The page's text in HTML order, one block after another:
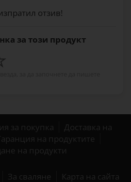
отзив!
за този продукт
за покупка
Доставка на
на продуктите
на продукти
За сваляне Карта на сайта